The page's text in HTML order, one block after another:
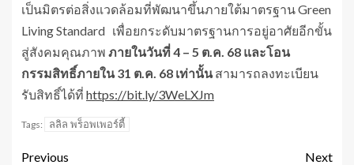
เป็นมิตรต่อสิ่งแวดล้อมที่พัฒนาขึ้นภายใต้มาตรฐาน Green
Living Standard เพื่อยกระดับมาตรฐานการอยู่อาศัยอีกขั้น
สู่สังคมคุณภาพ ภายในวันที่4 – 5 ต.ค. 68 และโอน
กรรมสิทธิ์ภายใน 31 ต.ค. 68 เท่านั้นสามารถลงทะเบียน
รับสิทธิ์ได้ที่ https://bit.ly/3WeLXJm
Tags: ลลิล พร็อพเพอร์ตี้
Previous
Next